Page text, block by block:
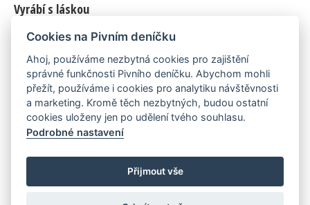
Vyrábí s láskou
© 2010–2026 byLukáš Zemanaka Emka
Máme rádi
Pivní.info
Poznámka pod čarou
Pivní deníček je nezávislý zdroj, který není spjat s žádným
konkrétním pivovarem ani restaurací. Názory uživatelů nemusí nutně
Cookies na Pivním deníčku
Ahoj, používáme nezbytná cookies pro zajištění
správné funkčnosti Pivního deníčku. Abychom mohli
přežít, používáme i cookies pro analytiku návštěvnosti
a marketing. Kromě těch nezbytných, budou ostatní
cookies uloženy jen po udělení tvého souhlasu.
Podrobné nastavení
Přijmout vše